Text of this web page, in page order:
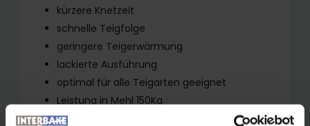
kürzere Knetzeit
schnelle Teigfolge
geringere Teigerwärmung
lackierte Ausführung
optimal für alle Teigarten geeignet
Leistung in Mehl 150Kg
Bottichinhalt 370 Liter